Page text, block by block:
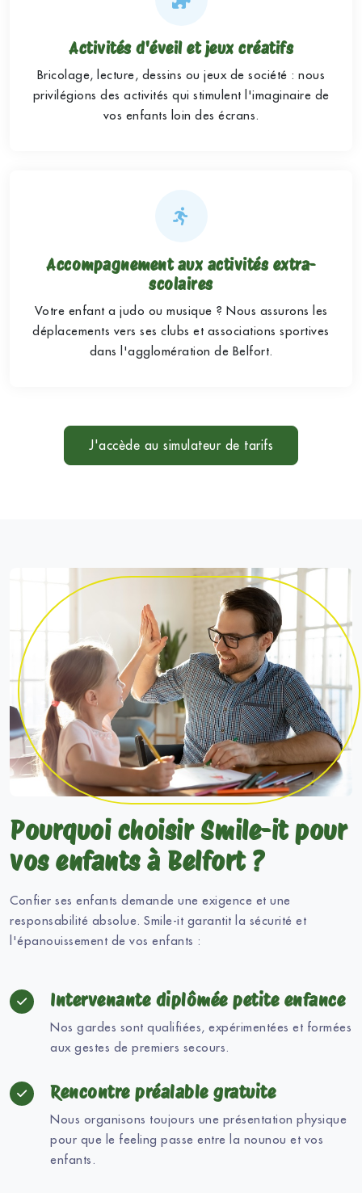
Activités d'éveil et jeux créatifs
Bricolage, lecture, dessins ou jeux de société : nous
privilégions des activités qui stimulent l'imaginaire de
vos enfants loin des écrans.
Accompagnement aux activités extra-
scolaires
Votre enfant a judo ou musique ? Nous assurons les
déplacements vers ses clubs et associations sportives
dans l'agglomération de Belfort.
J'accède au simulateur de tarifs
Pourquoi choisir Smile-it pour
vos enfants à Belfort ?
Confier ses enfants demande une exigence et une
responsabilité absolue. Smile-it garantit la sécurité et
l'épanouissement de vos enfants :
Intervenante diplômée petite enfance
Nos gardes sont qualifiées, expérimentées et formées
aux gestes de premiers secours.
Rencontre préalable gratuite
Nous organisons toujours une présentation physique
pour que le feeling passe entre la nounou et vos
enfants.